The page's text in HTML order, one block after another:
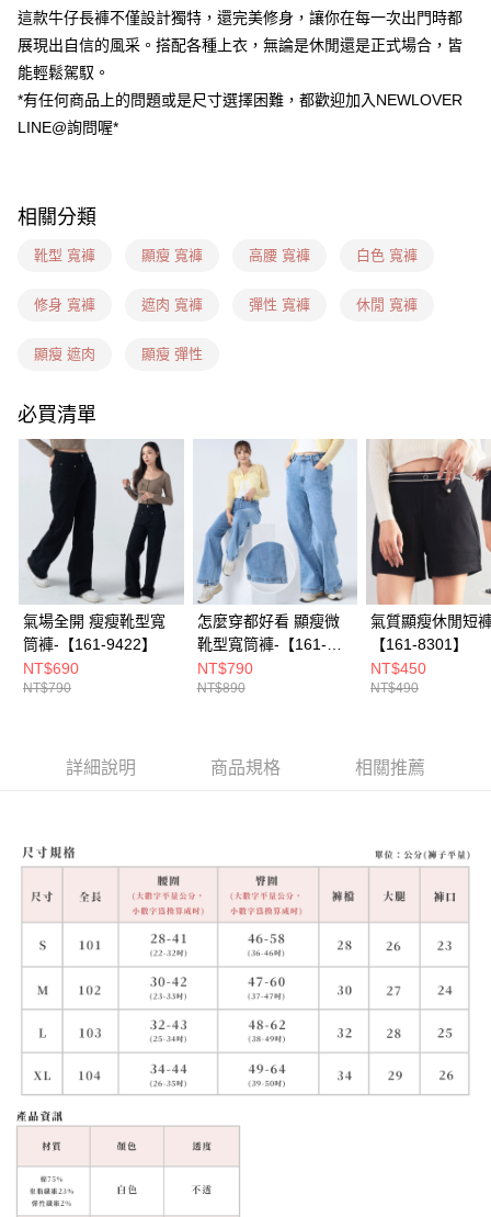
貨到付款
每筆NT$60，滿NT$999(含以上)免運費
全家(信用卡、多元支付)
7-11(信用卡、多元支付)
每筆NT$60，滿NT$1,599(含以上)免運費
7-11隔日到貨(信用卡、多元支付)
新竹物流(信用卡、多元支付)
宅配(貨到付款)
每筆NT$100，滿NT$1,899(含以上)免運費
這款牛仔長褲不僅設計獨特，還完美修身，讓你在每一次出門時都
展現出自信的風采。搭配各種上衣，無論是休閒還是正式場合，皆
能輕鬆駕馭。
*有任何商品上的問題或是尺寸選擇困難，都歡迎加入NEWLOVER
LINE@詢問喔*
相關分類
靴型 寬褲 顯瘦 寬褲 高腰 寬褲 白色 寬褲
修身 寬褲 遮肉 寬褲 彈性 寬褲 休閒 寬褲
顯瘦 遮肉 顯瘦 彈性
必買清單
氣場全開 瘦瘦靴型寬
筒褲-【161-9422】
NT$690
NT$790
怎麼穿都好看 顯瘦微
靴型寬筒褲-【161-
6910】
NT$790
NT$890
氣質顯瘦休閒短
【161-8301】
NT$450
NT$490
詳細說明 商品規格 相關推薦